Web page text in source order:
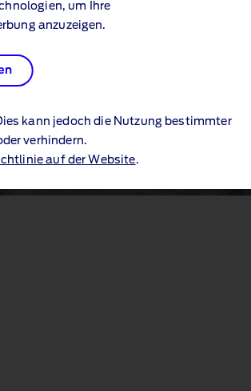
um Ihre
anzuzeigen.
kann jedoch die Nutzung bestimmter
verhindern.
auf der Website.